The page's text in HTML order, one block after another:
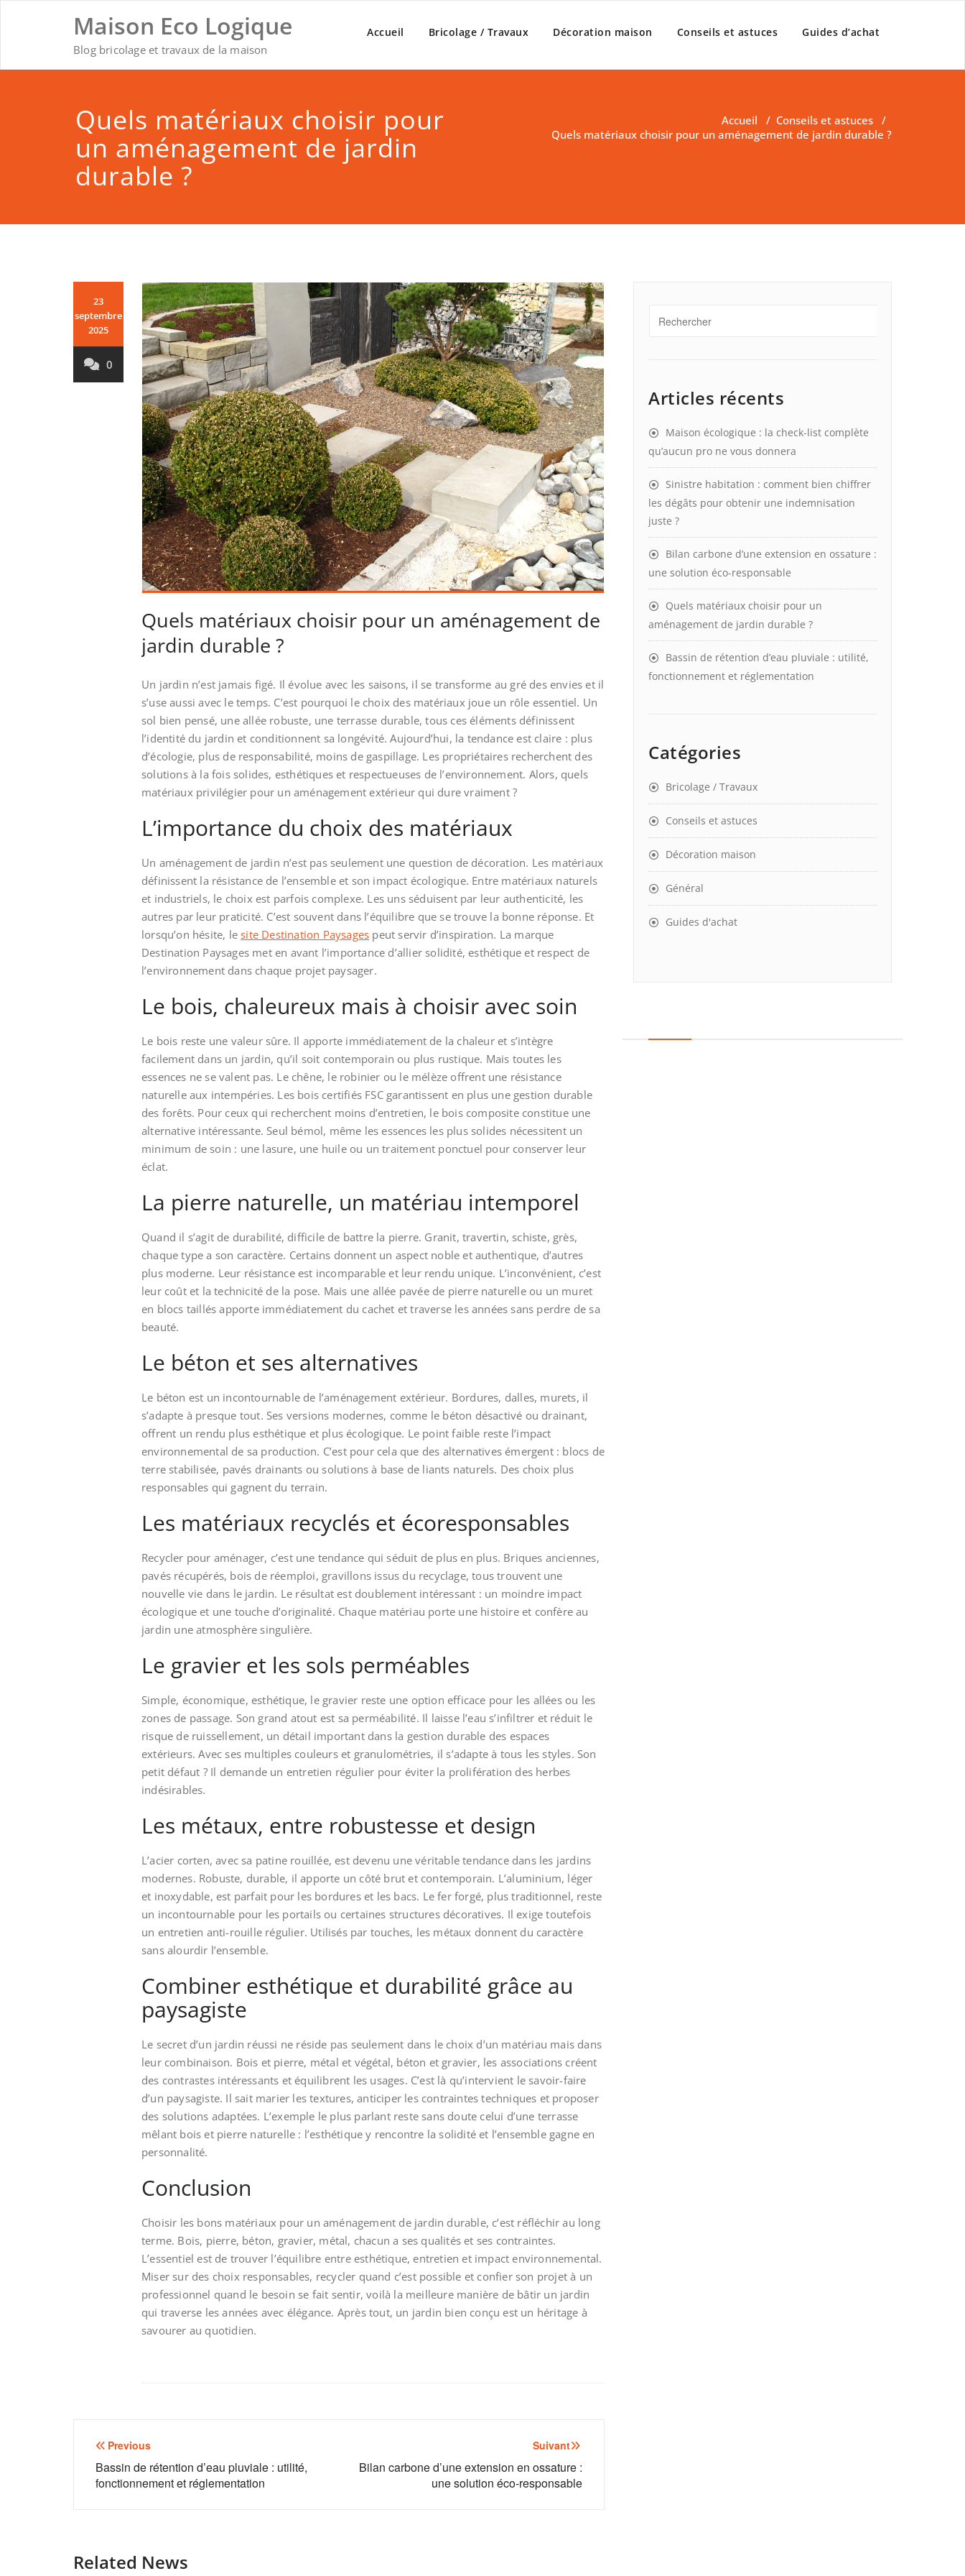
Maison Eco Logique
Blog bricolage et travaux de la maison
Accueil Bricolage / Travaux Décoration maison Conseils et astuces Guides d’achat
Quels matériaux choisir pour
un aménagement de jardin
durable ?
Accueil / Conseils et astuces /
Quels matériaux choisir pour un aménagement de jardin durable ?
23
septembre
2025
0
Quels matériaux choisir pour un aménagement de
jardin durable ?
Un jardin n’est jamais figé. Il évolue avec les saisons, il se transforme au gré des envies et il
s’use aussi avec le temps. C’est pourquoi le choix des matériaux joue un rôle essentiel. Un
sol bien pensé, une allée robuste, une terrasse durable, tous ces éléments définissent
l’identité du jardin et conditionnent sa longévité. Aujourd’hui, la tendance est claire : plus
d’écologie, plus de responsabilité, moins de gaspillage. Les propriétaires recherchent des
solutions à la fois solides, esthétiques et respectueuses de l’environnement. Alors, quels
matériaux privilégier pour un aménagement extérieur qui dure vraiment ?
L’importance du choix des matériaux
Un aménagement de jardin n’est pas seulement une question de décoration. Les matériaux
définissent la résistance de l’ensemble et son impact écologique. Entre matériaux naturels
et industriels, le choix est parfois complexe. Les uns séduisent par leur authenticité, les
autres par leur praticité. C’est souvent dans l’équilibre que se trouve la bonne réponse. Et
lorsqu’on hésite, lesite Destination Paysages peut servir d’inspiration. La marque
Destination Paysages met en avant l’importance d’allier solidité, esthétique et respect de
l’environnement dans chaque projet paysager.
Le bois, chaleureux mais à choisir avec soin
Le bois reste une valeur sûre. Il apporte immédiatement de la chaleur et s’intègre
facilement dans un jardin, qu’il soit contemporain ou plus rustique. Mais toutes les
essences ne se valent pas. Le chêne, le robinier ou le mélèze offrent une résistance
naturelle aux intempéries. Les bois certifiés FSC garantissent en plus une gestion durable
des forêts. Pour ceux qui recherchent moins d’entretien, le bois composite constitue une
alternative intéressante. Seul bémol, même les essences les plus solides nécessitent un
minimum de soin : une lasure, une huile ou un traitement ponctuel pour conserver leur
éclat.
La pierre naturelle, un matériau intemporel
Quand il s’agit de durabilité, difficile de battre la pierre. Granit, travertin, schiste, grès,
chaque type a son caractère. Certains donnent un aspect noble et authentique, d’autres
plus moderne. Leur résistance est incomparable et leur rendu unique. L’inconvénient, c’est
leur coût et la technicité de la pose. Mais une allée pavée de pierre naturelle ou un muret
en blocs taillés apporte immédiatement du cachet et traverse les années sans perdre de sa
beauté.
Le béton et ses alternatives
Le béton est un incontournable de l’aménagement extérieur. Bordures, dalles, murets, il
s’adapte à presque tout. Ses versions modernes, comme le béton désactivé ou drainant,
offrent un rendu plus esthétique et plus écologique. Le point faible reste l’impact
environnemental de sa production. C’est pour cela que des alternatives émergent : blocs de
terre stabilisée, pavés drainants ou solutions à base de liants naturels. Des choix plus
responsables qui gagnent du terrain.
Les matériaux recyclés et écoresponsables
Recycler pour aménager, c’est une tendance qui séduit de plus en plus. Briques anciennes,
pavés récupérés, bois de réemploi, gravillons issus du recyclage, tous trouvent une
nouvelle vie dans le jardin. Le résultat est doublement intéressant : un moindre impact
écologique et une touche d’originalité. Chaque matériau porte une histoire et confère au
jardin une atmosphère singulière.
Le gravier et les sols perméables
Simple, économique, esthétique, le gravier reste une option efficace pour les allées ou les
zones de passage. Son grand atout est sa perméabilité. Il laisse l’eau s’infiltrer et réduit le
risque de ruissellement, un détail important dans la gestion durable des espaces
extérieurs. Avec ses multiples couleurs et granulométries, il s’adapte à tous les styles. Son
petit défaut ? Il demande un entretien régulier pour éviter la prolifération des herbes
indésirables.
Les métaux, entre robustesse et design
L’acier corten, avec sa patine rouillée, est devenu une véritable tendance dans les jardins
modernes. Robuste, durable, il apporte un côté brut et contemporain. L’aluminium, léger
et inoxydable, est parfait pour les bordures et les bacs. Le fer forgé, plus traditionnel, reste
un incontournable pour les portails ou certaines structures décoratives. Il exige toutefois
un entretien anti-rouille régulier. Utilisés par touches, les métaux donnent du caractère
sans alourdir l’ensemble.
Combiner esthétique et durabilité grâce au
paysagiste
Le secret d’un jardin réussi ne réside pas seulement dans le choix d’un matériau mais dans
leur combinaison. Bois et pierre, métal et végétal, béton et gravier, les associations créent
des contrastes intéressants et équilibrent les usages. C’est là qu’intervient le savoir-faire
d’un paysagiste. Il sait marier les textures, anticiper les contraintes techniques et proposer
des solutions adaptées. L’exemple le plus parlant reste sans doute celui d’une terrasse
mêlant bois et pierre naturelle : l’esthétique y rencontre la solidité et l’ensemble gagne en
personnalité.
Conclusion
Choisir les bons matériaux pour un aménagement de jardin durable, c’est réfléchir au long
terme. Bois, pierre, béton, gravier, métal, chacun a ses qualités et ses contraintes.
L’essentiel est de trouver l’équilibre entre esthétique, entretien et impact environnemental.
Miser sur des choix responsables, recycler quand c’est possible et confier son projet à un
professionnel quand le besoin se fait sentir, voilà la meilleure manière de bâtir un jardin
qui traverse les années avec élégance. Après tout, un jardin bien conçu est un héritage à
savourer au quotidien.
Navigation
de
l’article
Previous
Bassin de rétention d’eau pluviale : utilité,
fonctionnement et réglementation
Suivant
Bilan carbone d’une extension en ossature :
une solution éco-responsable
Related News
Articles récents
Maison écologique : la check-list complète
qu’aucun pro ne vous donnera
Sinistre habitation : comment bien chiffrer
les dégâts pour obtenir une indemnisation
juste ?
Bilan carbone d’une extension en ossature :
une solution éco-responsable
Quels matériaux choisir pour un
aménagement de jardin durable ?
Bassin de rétention d’eau pluviale : utilité,
fonctionnement et réglementation
Catégories
Bricolage / Travaux
Conseils et astuces
Décoration maison
Général
Guides d'achat